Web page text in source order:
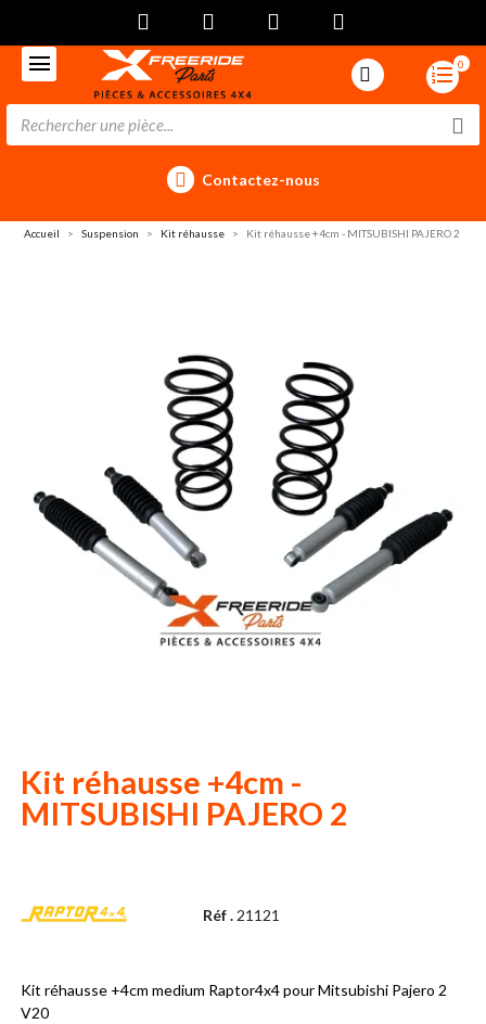
0
Contactez-nous
Accueil Suspension Kit réhausse Kit réhausse +4cm - MITSUBISHI PAJERO 2
Kit réhausse +4cm -
MITSUBISHI PAJERO 2
Réf . 21121
Kit réhausse +4cm medium Raptor4x4 pour Mitsubishi Pajero 2
V20